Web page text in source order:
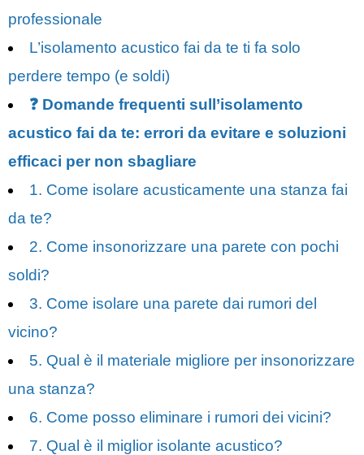
professionale
L’isolamento acustico fai da te ti fa solo
perdere tempo (e soldi)
❓ Domande frequenti sull’isolamento
acustico fai da te: errori da evitare e soluzioni
efficaci per non sbagliare
1. Come isolare acusticamente una stanza fai
da te?
2. Come insonorizzare una parete con pochi
soldi?
3. Come isolare una parete dai rumori del
vicino?
5. Qual è il materiale migliore per insonorizzare
una stanza?
6. Come posso eliminare i rumori dei vicini?
7. Qual è il miglior isolante acustico?